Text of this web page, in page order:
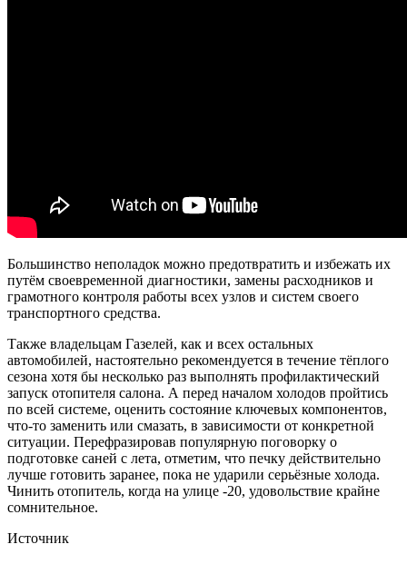
Большинство неполадок можно предотвратить и избежать их
путём своевременной диагностики, замены расходников и
грамотного контроля работы всех узлов и систем своего
транспортного средства.
Также владельцам Газелей, как и всех остальных
автомобилей, настоятельно рекомендуется в течение тёплого
сезона хотя бы несколько раз выполнять профилактический
запуск отопителя салона. А перед началом холодов пройтись
по всей системе, оценить состояние ключевых компонентов,
что-то заменить или смазать, в зависимости от конкретной
ситуации. Перефразировав популярную поговорку о
подготовке саней с лета, отметим, что печку действительно
лучше готовить заранее, пока не ударили серьёзные холода.
Чинить отопитель, когда на улице -20, удовольствие крайне
сомнительное.
Источник